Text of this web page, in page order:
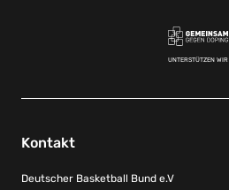
UNTERSTÜTZEN WIR
Kontakt
Deutscher Basketball Bund e.V